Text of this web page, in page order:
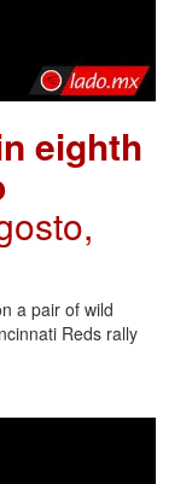
eighth
a pair of wild
Reds rally